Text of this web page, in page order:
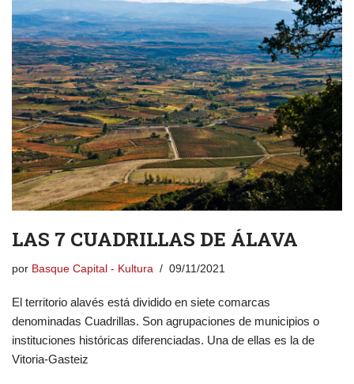
LAS 7 CUADRILLAS DE ÁLAVA
por Basque Capital - Kultura 09/11/2021
El territorio alavés está dividido en siete comarcas
denominadas Cuadrillas. Son agrupaciones de municipios o
instituciones históricas diferenciadas. Una de ellas es la de
Vitoria-Gasteiz